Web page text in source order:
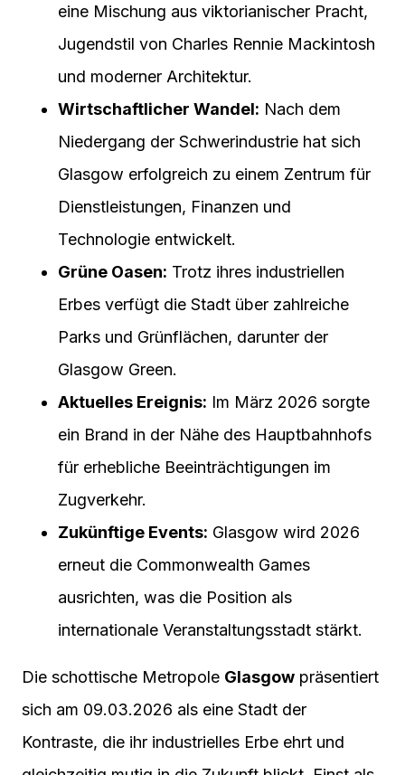
eine Mischung aus viktorianischer Pracht,
Jugendstil von Charles Rennie Mackintosh
und moderner Architektur.
Wirtschaftlicher Wandel: Nach dem
Niedergang der Schwerindustrie hat sich
Glasgow erfolgreich zu einem Zentrum für
Dienstleistungen, Finanzen und
Technologie entwickelt.
Grüne Oasen: Trotz ihres industriellen
Erbes verfügt die Stadt über zahlreiche
Parks und Grünflächen, darunter der
Glasgow Green.
Aktuelles Ereignis: Im März 2026 sorgte
ein Brand in der Nähe des Hauptbahnhofs
für erhebliche Beeinträchtigungen im
Zugverkehr.
Zukünftige Events: Glasgow wird 2026
erneut die Commonwealth Games
ausrichten, was die Position als
internationale Veranstaltungsstadt stärkt.
Die schottische Metropole Glasgow präsentiert
sich am 09.03.2026 als eine Stadt der
Kontraste, die ihr industrielles Erbe ehrt und